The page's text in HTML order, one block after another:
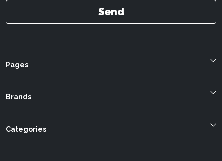
Send
Pages
About us
Swissbilling
Brands
Bergstrom
Categories